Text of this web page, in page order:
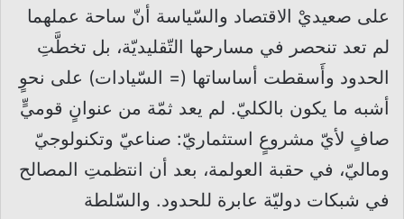
على صعيديْ الاقتصاد والسّياسة أنّ ساحة عملهما
لم تعد تنحصر في مسارحها التّقليديّة، بل تخطَّتِ
الحدود وأَسقطت أساساتها (= السّيادات) على نحوٍ
أشبه ما يكون بالكليّ. لم يعد ثمّة من عنوانٍ قوميٍّ
صافٍ لأيّ مشروعٍ استثماريّ: صناعيّ وتكنولوجيّ
وماليّ، في حقبة العولمة، بعد أن انتظمتِ المصالح
في شبكات دوليّة عابرة للحدود. والسّلطة